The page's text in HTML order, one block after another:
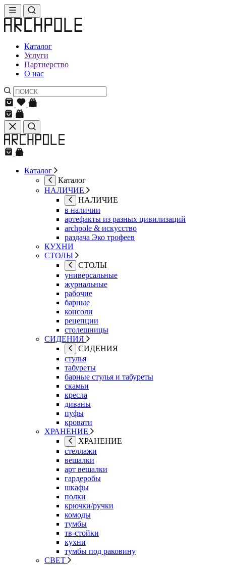
Каталог
Услуги
Партнерство
О нас
Каталог
Каталог
НАЛИЧИЕ
НАЛИЧИЕ
в наличии
артефакты из разных цивилизаций
archpole & искусство
раздача Эко трофеев
КУХНИ
СТОЛЫ
СТОЛЫ
универсальные
журнальные
рабочие
барные
консоли
рецепции
столешницы
СИДЕНИЯ
СИДЕНИЯ
стулья
табуреты
барные стулья и табуреты
скамьи
кресла
диваны
пуфы
кровати
ХРАНЕНИЕ
ХРАНЕНИЕ
стеллажи
вешалки
арт вешалки
гардеробы
шкафы
полки
крючки/ручки
комоды
тумбы
тв-стойки
кухни
тумбы под раковину
СВЕТ